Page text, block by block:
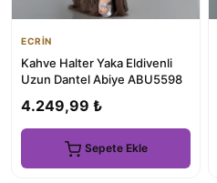
ECRİN
Kahve Halter Yaka Eldivenli
Uzun Dantel Abiye ABU5598
4.249,99 ₺
Sepete Ekle